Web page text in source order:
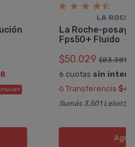
OFF
LA
La Roche-posay
Fps50+ Fluido
$50.029 $83.381
6 cuotas sin
ó Transferencia
Sumás 3.501 Leloir$